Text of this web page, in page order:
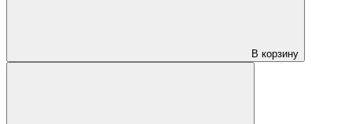
В корзину